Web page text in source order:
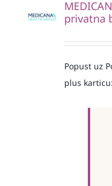
privatna
Popust uz
plus karticu: